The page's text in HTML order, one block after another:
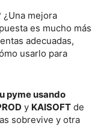
mejora
es mucho más
adecuadas,
usarlo para
pyme usando
y KAISOFT de
sobrevive y otra